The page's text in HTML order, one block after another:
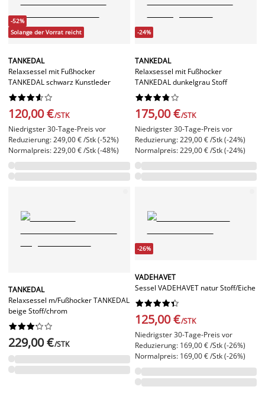
-52%
Solange der Vorrat reicht
TANKEDAL
Relaxsessel mit Fußhocker
TANKEDAL schwarz Kunstleder






120,00 €/STK
Niedrigster 30-Tage-Preis vor
Reduzierung: 249,00 € /Stk (-52%)
Normalpreis: 229,00 € /Stk (-48%)
-24%
TANKEDAL
Relaxsessel mit Fußhocker
TANKEDAL dunkelgrau Stoff






175,00 €/STK
Niedrigster 30-Tage-Preis vor
Reduzierung: 229,00 € /Stk (-24%)
Normalpreis: 229,00 € /Stk (-24%)
TANKEDAL
Relaxsessel m/Fußhocker TANKEDAL
beige Stoff/chrom






229,00 €/STK
-26%
VADEHAVET
Sessel VADEHAVET natur Stoff/Eiche






125,00 €/STK
Niedrigster 30-Tage-Preis vor
Reduzierung: 169,00 € /Stk (-26%)
Normalpreis: 169,00 € /Stk (-26%)